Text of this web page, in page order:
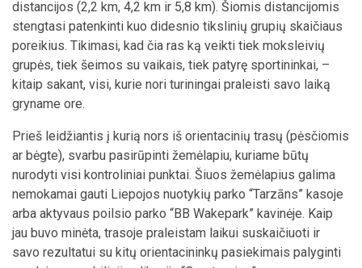
distancijos (2,2 km, 4,2 km ir 5,8 km). Šiomis distancijomis
stengtasi patenkinti kuo didesnio tikslinių grupių skaičiaus
poreikius. Tikimasi, kad čia ras ką veikti tiek moksleivių
grupės, tiek šeimos su vaikais, tiek patyrę sportininkai, –
kitaip sakant, visi, kurie nori turiningai praleisti savo laiką
gryname ore.
Prieš leidžiantis į kurią nors iš orientacinių trasų (pėsčiomis
ar bėgte), svarbu pasirūpinti žemėlapiu, kuriame būtų
nurodyti visi kontroliniai punktai. Šiuos žemėlapius galima
nemokamai gauti Liepojos nuotykių parko “Tarzāns” kasoje
arba aktyvaus poilsio parko “BB Wakepark” kavinėje. Kaip
jau buvo minėta, trasoje praleistam laikui suskaičiuoti ir
savo rezultatui su kitų orientacininkų pasiekimais palyginti